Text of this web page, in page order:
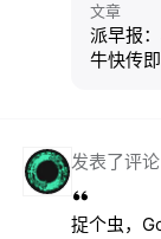
文章
派早报
牛快传
发表了评论
捉个虫，